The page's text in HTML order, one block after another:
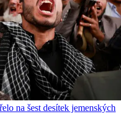
na šest desítek jemenských